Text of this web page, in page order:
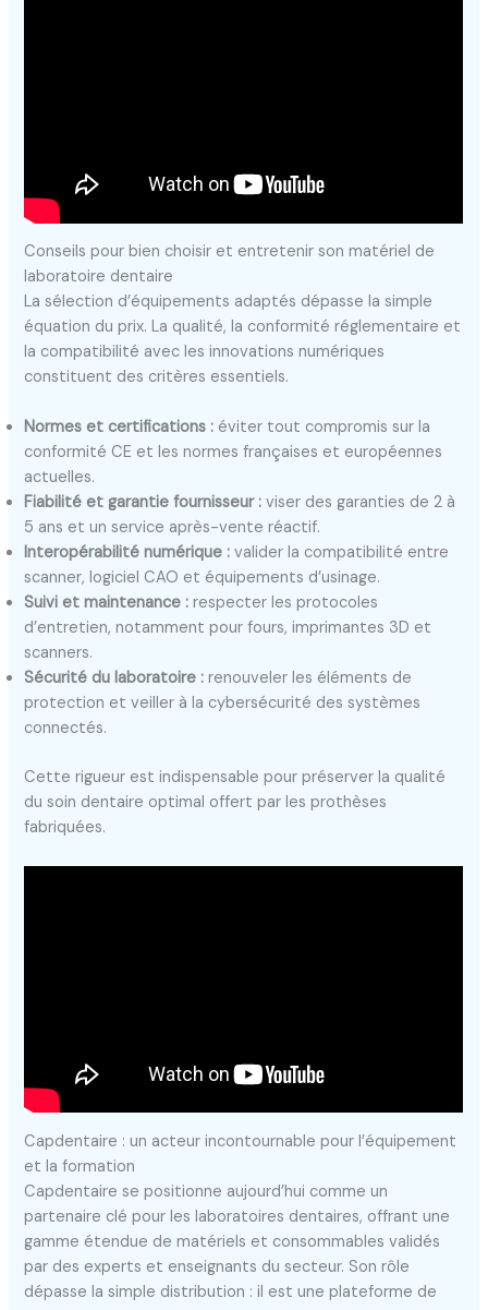
Conseils pour bien choisir et entretenir son matériel de
laboratoire dentaire
La sélection d’équipements adaptés dépasse la simple
équation du prix. La qualité, la conformité réglementaire et
la compatibilité avec les innovations numériques
constituent des critères essentiels.
Normes et certifications : éviter tout compromis sur la
conformité CE et les normes françaises et européennes
actuelles.
Fiabilité et garantie fournisseur : viser des garanties de 2 à
5 ans et un service après-vente réactif.
Interopérabilité numérique : valider la compatibilité entre
scanner, logiciel CAO et équipements d’usinage.
Suivi et maintenance : respecter les protocoles
d’entretien, notamment pour fours, imprimantes 3D et
scanners.
Sécurité du laboratoire : renouveler les éléments de
protection et veiller à la cybersécurité des systèmes
connectés.
Cette rigueur est indispensable pour préserver la qualité
du soin dentaire optimal offert par les prothèses
fabriquées.
Capdentaire : un acteur incontournable pour l’équipement
et la formation
Capdentaire se positionne aujourd’hui comme un
partenaire clé pour les laboratoires dentaires, offrant une
gamme étendue de matériels et consommables validés
par des experts et enseignants du secteur. Son rôle
dépasse la simple distribution : il est une plateforme de